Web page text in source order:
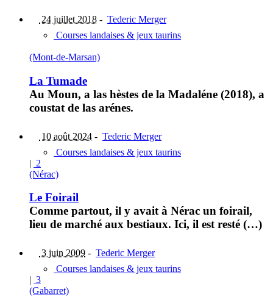
24 juillet 2018 - Tederic Merger
Courses landaises & jeux taurins
(Mont-de-Marsan)
La Tumade
Au Moun, a las hèstes de la Madaléne (2018), a
coustat de las arénes.
10 août 2024 - Tederic Merger
Courses landaises & jeux taurins
| 2
(Nérac)
Le Foirail
Comme partout, il y avait à Nérac un foirail,
lieu de marché aux bestiaux. Ici, il est resté (…)
3 juin 2009 - Tederic Merger
Courses landaises & jeux taurins
| 3
(Gabarret)